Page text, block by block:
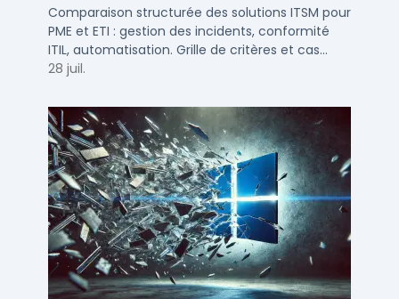
Comparaison structurée des solutions ITSM pour
PME et ETI : gestion des incidents, conformité
ITIL, automatisation. Grille de critères et cas
d'usage par taille d'entreprise.
28 juil.